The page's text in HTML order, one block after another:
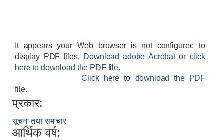
It appears your Web browser is not configured to
display PDF files.
Download adobe Acrobatorclick
here to download the PDF file.
Click here to download the PDF
file.
प्रकार:
सूचना तथा समाचार
आर्थिक वर्ष: